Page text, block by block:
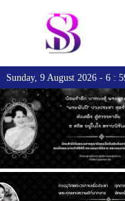
Sunday, 9 August 2026 - 6 :